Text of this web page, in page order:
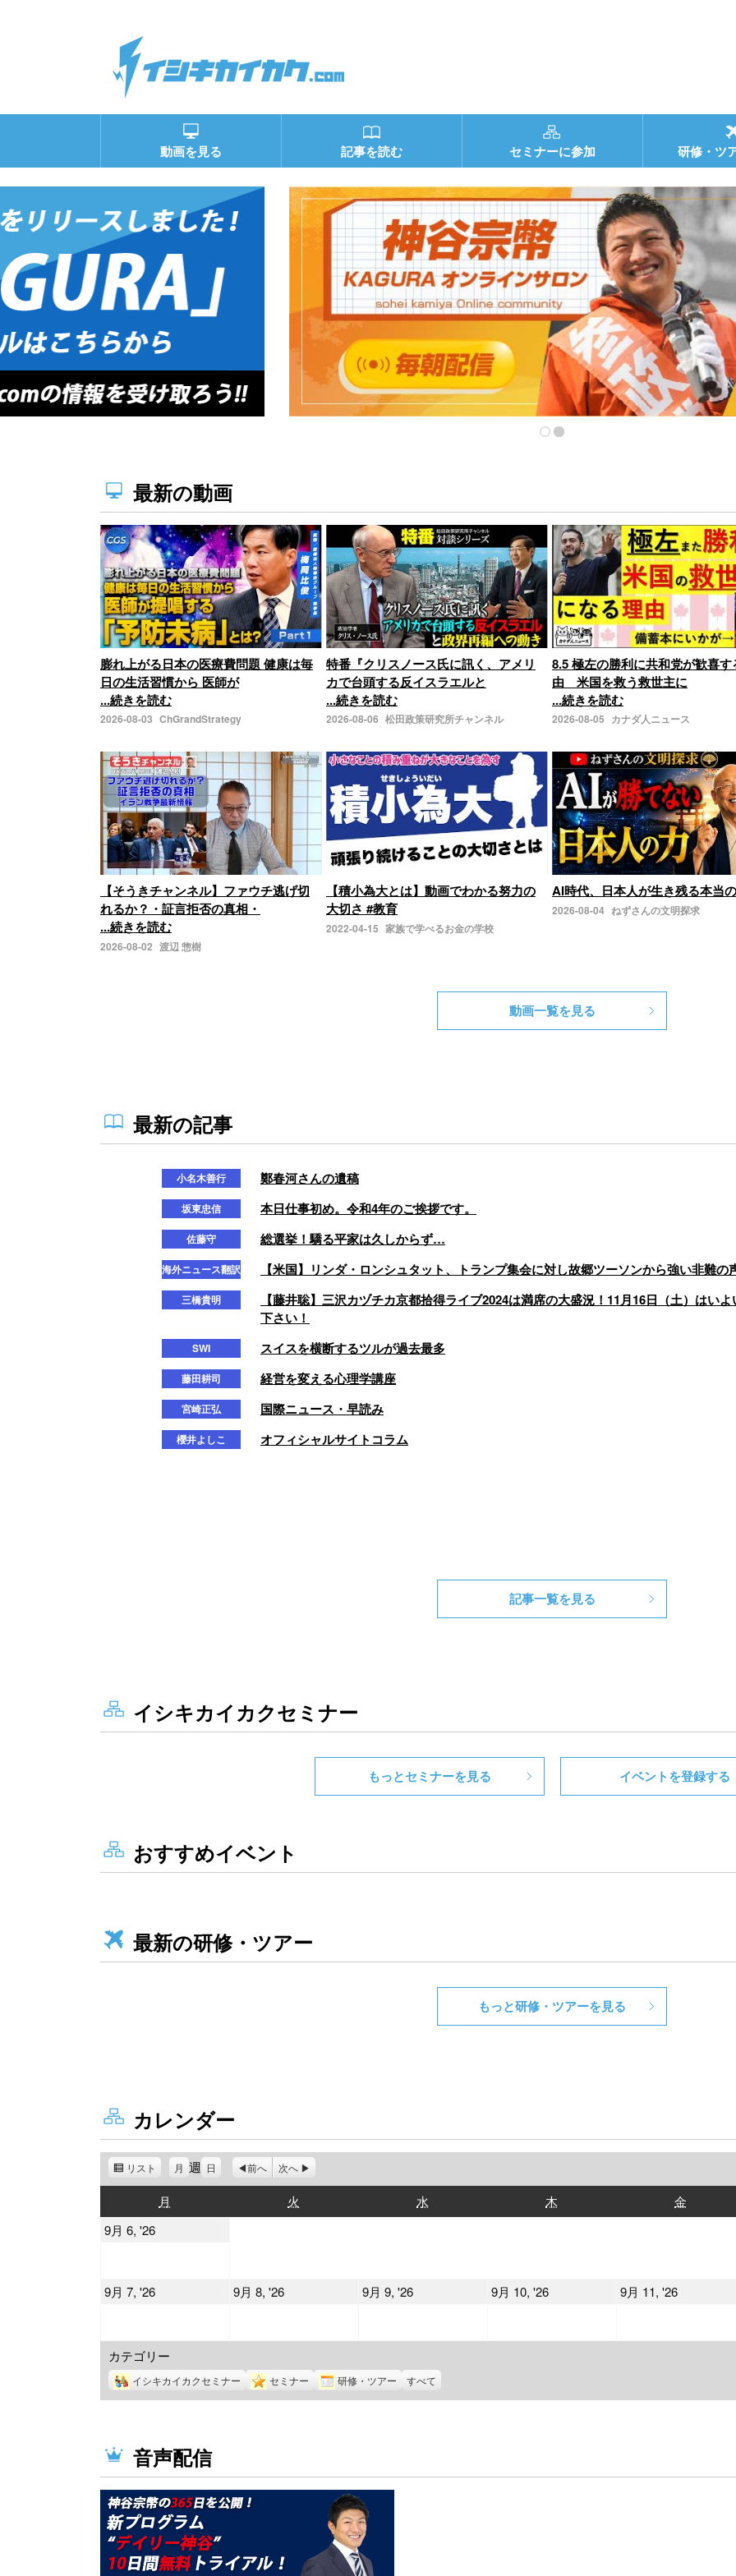
動画を見る 記事を読む セミナーに参加 研修・ツ
最新の動画
膨れ上がる日本の医療費問題 健康は毎
日の生活習慣から 医師が
...続きを読む
2026-08-03 ChGrandStrategy
特番『クリスノース氏に訊く、アメリ
カで台頭する反イスラエルと
...続きを読む
2026-08-06 松田政策研究所チャンネル
8.5 極左の勝利に共和党が歓喜す
由 米国を救う救世主に
...続きを読む
2026-08-05 カナダ人ニュース
【そうきチャンネル】ファウチ逃げ切
れるか？・証言拒否の真相・
...続きを読む
2026-08-02 渡辺 惣樹
【積小為大とは】動画でわかる努力の
大切さ #教育
2022-04-15 家族で学べるお金の学校
AI時代、日本人が生き残る本当
2026-08-04 ねずさんの文明探求
動画一覧を見る
最新の記事
記事一覧を見る
イシキカイカクセミナー
もっとセミナーを見る イベントを登録する
おすすめイベント
最新の研修・ツアー
もっと研修・ツアーを見る
カレンダー
リスト 月 週 日 前へ 次へ
月
曜
火
曜
水
曜
木
曜
金
曜
9月 6, '262026
月
日
9月 7, '262026
9
月
7
日
9月 8, '262026
9
8
日
9月 9, '262026
9
9
日
9月 10, '262026
9
日
9月 11, '262026
9
日
カテゴリー
イシキカイカクセミナー セミナー 研修・ツアー すべて
音声配信